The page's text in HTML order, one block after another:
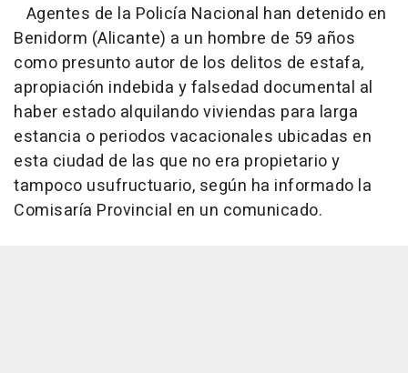
Agentes de la Policía Nacional han detenido en
Benidorm (Alicante) a un hombre de 59 años
como presunto autor de los delitos de estafa,
apropiación indebida y falsedad documental al
haber estado alquilando viviendas para larga
estancia o periodos vacacionales ubicadas en
esta ciudad de las que no era propietario y
tampoco usufructuario, según ha informado la
Comisaría Provincial en un comunicado.